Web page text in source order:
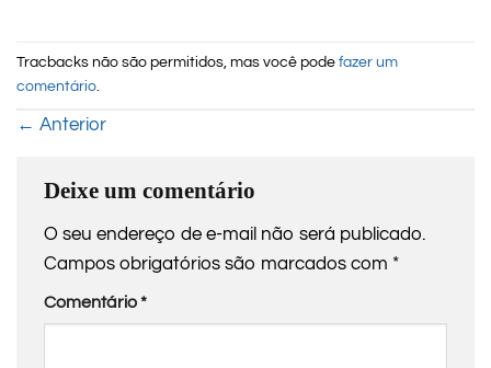
Tracbacks não são permitidos, mas você pode fazer um
comentário.
← Anterior
Deixe um comentário
O seu endereço de e-mail não será publicado.
Campos obrigatórios são marcados com *
Comentário*